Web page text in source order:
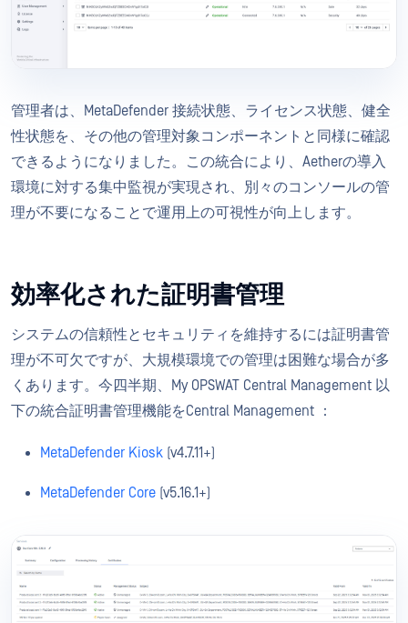
管理者は、MetaDefender 接続状態、ライセンス状態、健全
性状態を、その他の管理対象コンポーネントと同様に確認
できるようになりました。この統合により、Aetherの導入
環境に対する集中監視が実現され、別々のコンソールの管
理が不要になることで運用上の可視性が向上します。
効率化された証明書管理
システムの信頼性とセキュリティを維持するには証明書管
理が不可欠ですが、大規模環境での管理は困難な場合が多
くあります。今四半期、My OPSWAT Central Management 以
下の統合証明書管理機能をCentral Management ：
MetaDefender Kiosk (v4.7.11+)
MetaDefender Core (v5.16.1+)